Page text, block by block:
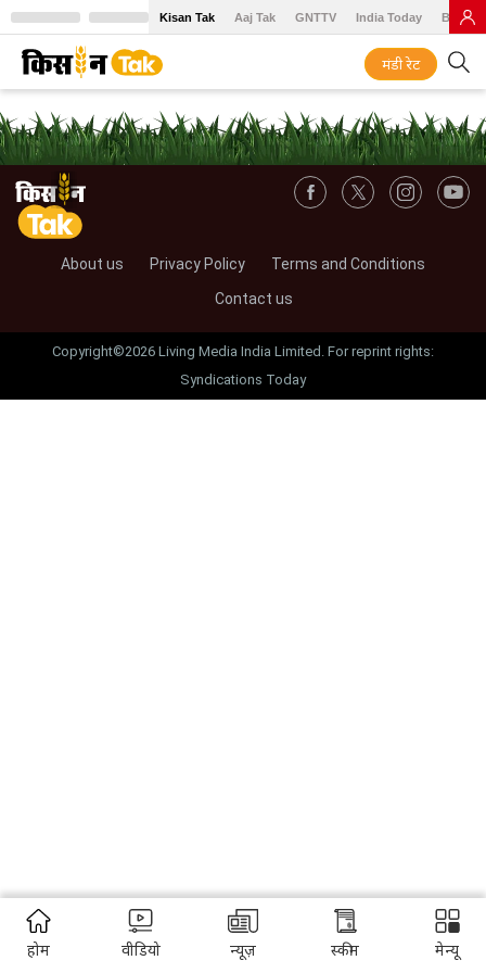
Kisan Tak Aaj Tak GNTTV India Today BT
मंडी रेट
About us Privacy Policy
Terms and Conditions
Contact us
Copyright©2026 Living Media India Limited. For reprint rights:
Syndications Today
होम वीडियो न्यूज़ स्कीम मेन्यू